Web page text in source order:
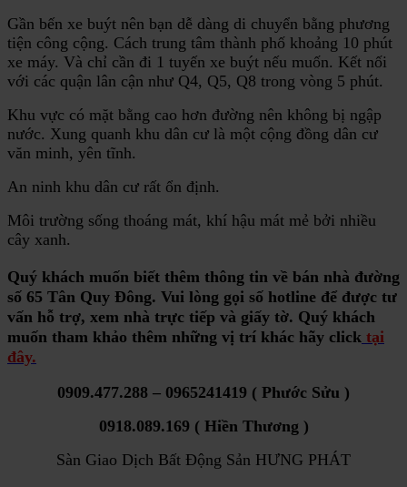
Gần bến xe buýt nên bạn dễ dàng di chuyển bằng phương
tiện công cộng. Cách trung tâm thành phố khoảng 10 phút
xe máy. Và chỉ cần đi 1 tuyến xe buýt nếu muốn. Kết nối
với các quận lân cận như Q4, Q5, Q8 trong vòng 5 phút.
Khu vực có mặt bằng cao hơn đường nên không bị ngập
nước. Xung quanh khu dân cư là một cộng đồng dân cư
văn minh, yên tĩnh.
An ninh khu dân cư rất ổn định.
Môi trường sống thoáng mát, khí hậu mát mẻ bởi nhiều
cây xanh.
Quý khách muốn biết thêm thông tin về bán nhà đường
số 65 Tân Quy Đông. Vui lòng gọi số hotline để được tư
vấn hỗ trợ, xem nhà trực tiếp và giấy tờ. Quý khách
muốn tham khảo thêm những vị trí khác hãy click tại
đây.
0909.477.288 – 0965241419 ( Phước Sửu )
0918.089.169 ( Hiền Thương )
Sàn Giao Dịch Bất Động Sản HƯNG PHÁT